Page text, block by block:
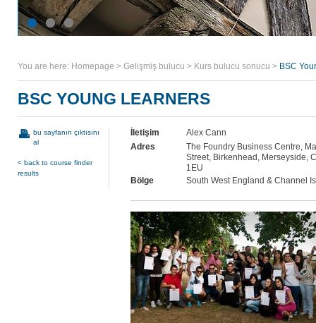
You are here: Homepage > Gelişmiş bulucu > Kurs bulucu sonucu > BSC
BSC YOUNG LEARNERS
bu sayfanın çıktısını
al
< back to course finder
results
İletişim
Alex Cann
Adres
The Foundry Business Centre,
Street, Birkenhead, Merseyside,
1EU
Bölge
South West England & Channel